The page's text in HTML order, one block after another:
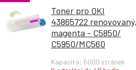
Toner pro OKI
43865722 renovovaný,
magenta - C5850/
C5950/MC560
Kapacita: 6000 stránek